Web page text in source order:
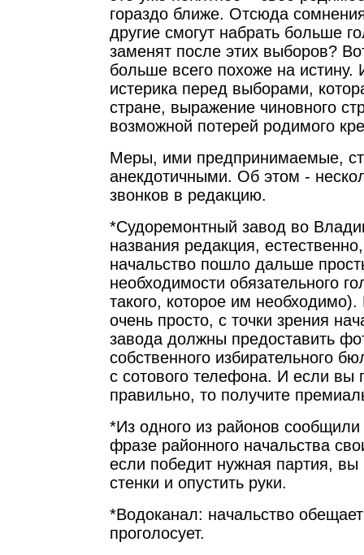
гораздо ближе. Отсюда
другие смогут набрать больше
заменят после этих выборов?
больше всего похоже на истину.
истерика перед выборами,
стране, выражение чиновного
возможной потерей родимого
Меры, ими предпринимаемые,
анекдотичными. Об этом -
звонков в редакцию.
*Судоремонтный завод во
названия редакция,
начальство пошло дальше
необходимости обязательного
такого, которое им
очень просто, с точки зрения
завода должны предоставить
собственного избирательного
с сотового телефона. И если вы
правильно, то получите
*Из одного из районов сообщили
фразе районного начальства
если победит нужная партия, вы
стенки и опустить руки.
*Водоканал: начальство
проголосует.